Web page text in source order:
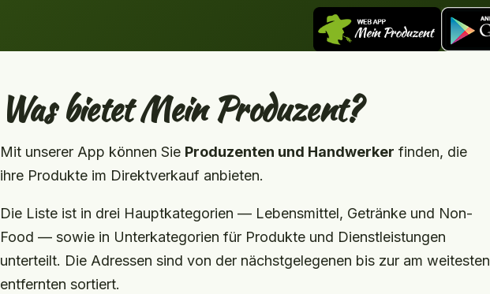
Was bietet Mein Produzent?
Mit unserer App können Sie Produzenten und Handwerker finden, die
ihre Produkte im Direktverkauf anbieten.
Die Liste ist in drei Hauptkategorien — Lebensmittel, Getränke und Non-
Food — sowie in Unterkategorien für Produkte und Dienstleistungen
unterteilt. Die Adressen sind von der nächstgelegenen bis zur am weitesten
entfernten sortiert.